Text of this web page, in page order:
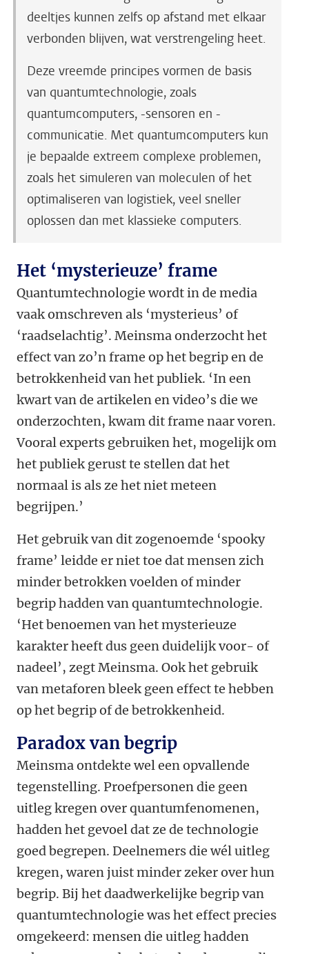
deeltjes kunnen zelfs op afstand met elkaar
verbonden blijven, wat verstrengeling heet.
Deze vreemde principes vormen de basis
van quantumtechnologie, zoals
quantumcomputers, -sensoren en -
communicatie. Met quantumcomputers kun
je bepaalde extreem complexe problemen,
zoals het simuleren van moleculen of het
optimaliseren van logistiek, veel sneller
oplossen dan met klassieke computers.
Het ‘mysterieuze’ frame
Quantumtechnologie wordt in de media
vaak omschreven als ‘mysterieus’ of
‘raadselachtig’. Meinsma onderzocht het
effect van zo’n frame op het begrip en de
betrokkenheid van het publiek. ‘In een
kwart van de artikelen en video’s die we
onderzochten, kwam dit frame naar voren.
Vooral experts gebruiken het, mogelijk om
het publiek gerust te stellen dat het
normaal is als ze het niet meteen
begrijpen.’
Het gebruik van dit zogenoemde ‘spooky
frame’ leidde er niet toe dat mensen zich
minder betrokken voelden of minder
begrip hadden van quantumtechnologie.
‘Het benoemen van het mysterieuze
karakter heeft dus geen duidelijk voor- of
nadeel’, zegt Meinsma. Ook het gebruik
van metaforen bleek geen effect te hebben
op het begrip of de betrokkenheid.
Paradox van begrip
Meinsma ontdekte wel een opvallende
tegenstelling. Proefpersonen die geen
uitleg kregen over quantumfenomenen,
hadden het gevoel dat ze de technologie
goed begrepen. Deelnemers die wél uitleg
kregen, waren juist minder zeker over hun
begrip. Bij het daadwerkelijke begrip van
quantumtechnologie was het effect precies
omgekeerd: mensen die uitleg hadden